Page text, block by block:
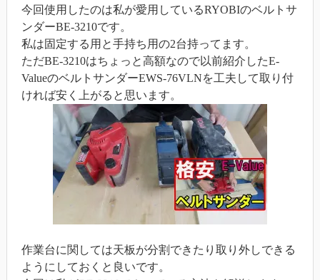
今回使用したのは私が愛用しているRYOBIのベルトサ
ンダーBE-3210です。
私は固定する用と手持ち用の2台持ってます。
ただBE-3210はちょっと高額なので以前紹介したE-
ValueのベルトサンダーEWS-76VLNを工夫して取り付
ければ安く上がると思います。
作業台に関しては天板が分割できたり取り外しできる
ようにしておくと良いです。